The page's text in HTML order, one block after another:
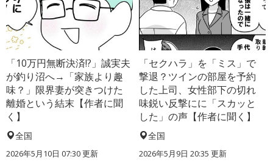
「10万円無断決済!?」誠実夫
が釣り沼へ→「家族より趣
味？」限界妻が突きつけた
離婚という結末【作者に聞
く】
全国
2026年5月10日 07:30 更新
「セクハラ」を「ミス」で
撃退？ツインの部屋を予約
した上司、女性部下の切れ
味鋭い反撃にに「スカッと
した」の声【作者に聞く】
全国
2026年5月9日 20:35 更新